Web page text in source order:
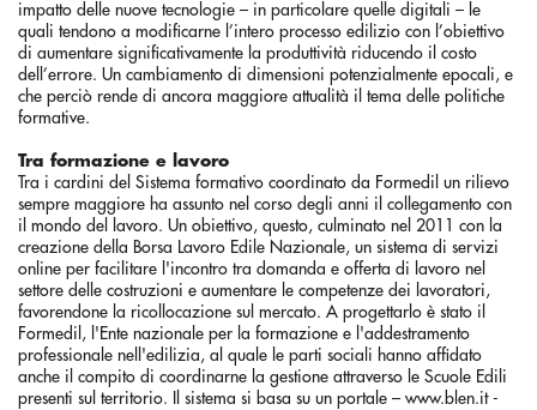
impatto delle nuove tecnologie – in particolare quelle digitali – le
quali tendono a modificarne l’intero processo edilizio con l’obiettivo
di aumentare significativamente la produttività riducendo il costo
dell’errore. Un cambiamento di dimensioni potenzialmente epocali, e
che perciò rende di ancora maggiore attualità il tema delle politiche
formative.
Tra formazione e lavoro
Tra i cardini del Sistema formativo coordinato da Formedil un rilievo
sempre maggiore ha assunto nel corso degli anni il collegamento con
il mondo del lavoro. Un obiettivo, questo, culminato nel 2011 con la
creazione della Borsa Lavoro Edile Nazionale, un sistema di servizi
online per facilitare l'incontro tra domanda e offerta di lavoro nel
settore delle costruzioni e aumentare le competenze dei lavoratori,
favorendone la ricollocazione sul mercato. A progettarlo è stato il
Formedil, l'Ente nazionale per la formazione e l'addestramento
professionale nell'edilizia, al quale le parti sociali hanno affidato
anche il compito di coordinarne la gestione attraverso le Scuole Edili
presenti sul territorio. Il sistema si basa su un portale – www.blen.it -